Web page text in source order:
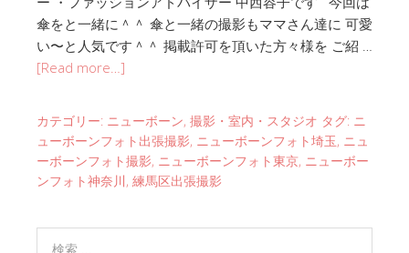
傘をと一緒に＾＾ 傘と一緒の撮影もママさん達に 可愛
い〜と人気です＾＾ 掲載許可を頂いた方々様を ご紹 …
[Read more…]
カテゴリー: ニューボーン, 撮影・室内・スタジオ タグ: ニ
ューボーンフォト出張撮影, ニューボーンフォト埼玉, ニュ
ーボーンフォト撮影, ニューボーンフォト東京, ニューボー
ンフォト神奈川, 練馬区出張撮影